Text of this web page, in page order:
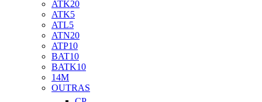
ATK20
ATK5
ATL5
ATN20
ATP10
BAT10
BATK10
14M
OUTRAS